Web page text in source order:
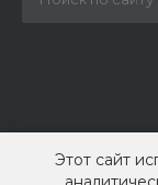
Этот сайт